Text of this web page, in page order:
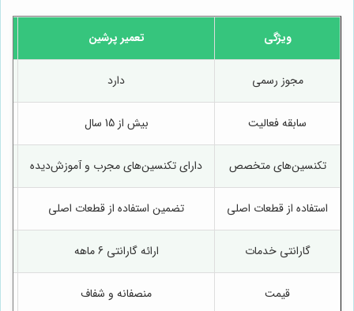
ویژگی تعمیر پرشین
مجوز رسمی دارد
سابقه فعالیت بیش از 15 سال
تکنسین‌های متخصص دارای تکنسین‌های مجرب و آموزش‌دیده
استفاده از قطعات اصلی تضمین استفاده از قطعات اصلی
گارانتی خدمات ارائه گارانتی 6 ماهه
قیمت منصفانه و شفاف